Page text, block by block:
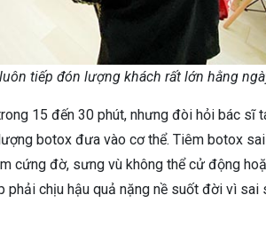
tiếp đón lượng khách rất lớn hằng
15 đến 30 phút, nhưng đòi hỏi bác sĩ
botox đưa vào cơ thể. Tiêm botox
cứng đờ, sưng vù không thể cử động
phải chịu hậu quả nặng nề suốt đời vì sai